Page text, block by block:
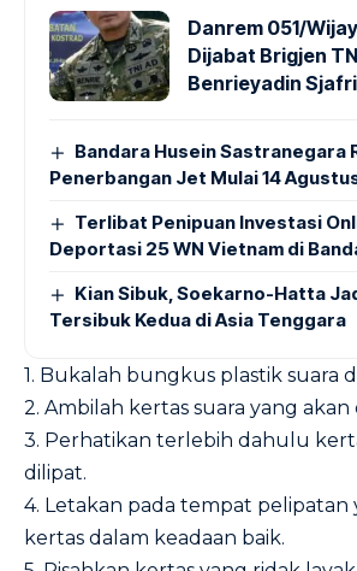
Danrem 051/
Dijabat Brigjen
Benrieyadin
Bandara Husein Sastranegara
Penerbangan Jet Mulai 14
Terlibat Penipuan Investasi
Deportasi 25 WN Vietnam di
Kian Sibuk, Soekarno-Hatta
Tersibuk Kedua di Asia Tenggara
1. Bukalah bungkus plastik suara
2. Ambilah kertas suara yang akan
3. Perhatikan terlebih dahulu
dilipat.
4. Letakan pada tempat pelipatan
kertas dalam keadaan baik.